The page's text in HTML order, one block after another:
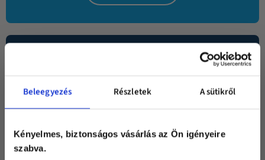
Beleegyezés Részletek A sütikről
Kényelmes, biztonságos vásárlás az Ön igényeire
szabva.
Van számodra egy különleges meglepetésünk!
és válassz egy ajándékot!